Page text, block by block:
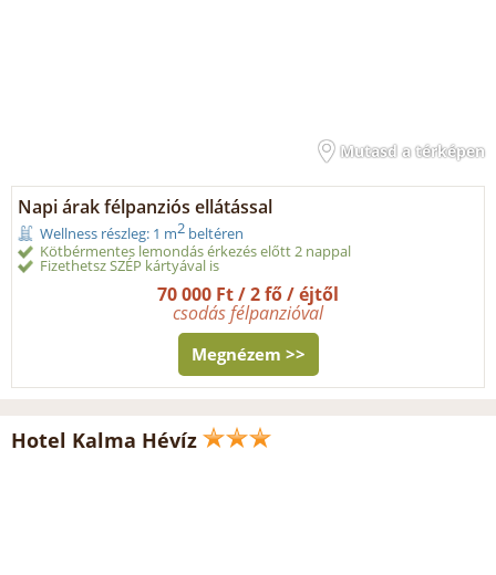
Mutasd a térképen
Napi árak félpanziós ellátással
Wellness részleg: 1 m2 beltéren
Kötbérmentes lemondás érkezés előtt 2 nappal
Fizethetsz SZÉP kártyával is
70 000 Ft / 2 fő / éjtől
csodás félpanzióval
Megnézem >>
Hotel Kalma Hévíz